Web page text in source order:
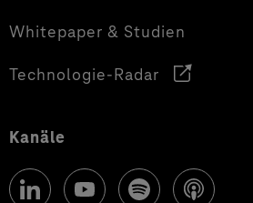
Whitepaper & Studien
Technologie-Radar
Kanäle